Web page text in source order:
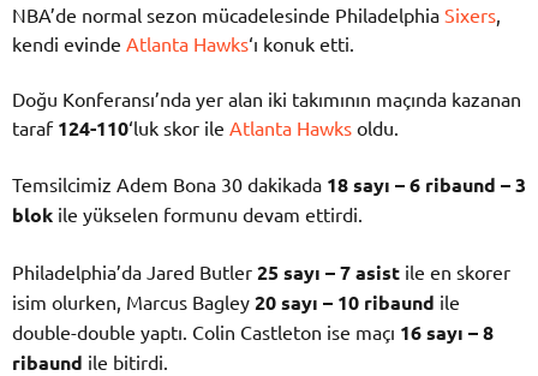
NBA’de normal sezon mücadelesinde Philadelphia Sixers
kendi evinde Atlanta Hawks‘ı konuk etti.
Doğu Konferansı’nda yer alan iki takımının maçında kazanan
taraf 124-110‘luk skor ile Atlanta Hawks oldu.
Temsilcimiz Adem Bona 30 dakikada 18 sayı – 6 ribaund – 3
blok ile yükselen formunu devam ettirdi.
Philadelphia’da Jared Butler 25 sayı – 7 asist ile en skorer
isim olurken, Marcus Bagley 20 sayı – 10 ribaund ile
double-double yaptı. Colin Castleton ise maçı 16 sayı – 8
ribaund ile bitirdi.